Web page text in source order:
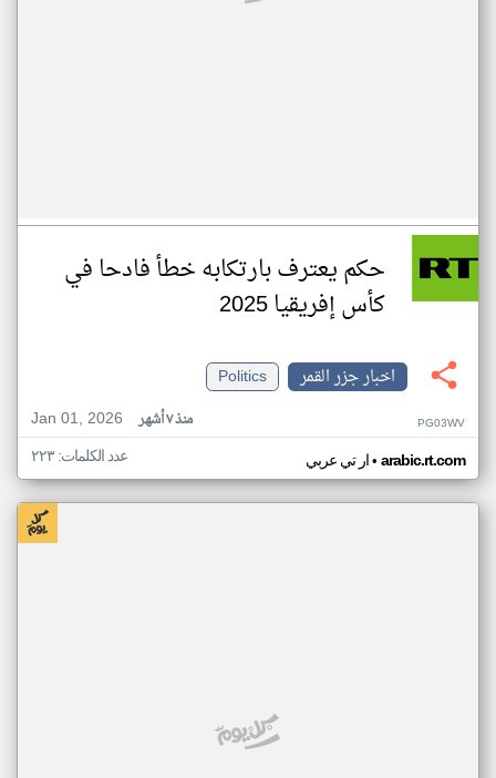
حكم يعترف بارتكابه خطأ فادحا في
كأس إفريقيا 2025
اخبار جزر القمر
Politics
Jan 01, 2026
منذ ٧ أشهر PG03WV
ار تي عربي• arabic.rt.com عدد الكلمات: ٢٢٣